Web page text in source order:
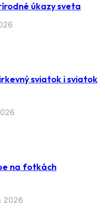
úkazy sveta
sviatok i sviatok
na fotkách
2026